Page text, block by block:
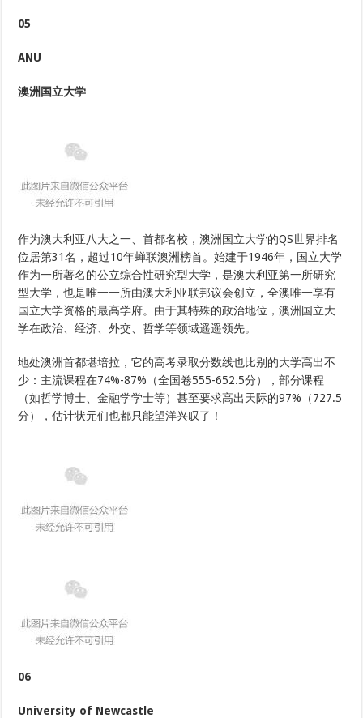
05
ANU
澳洲国立大学
作为澳大利亚八大之一、首都名校，澳洲国立大学的QS世界排名
位居第31名，超过10年蝉联澳洲榜首。始建于1946年，国立大学
作为一所著名的公立综合性研究型大学，是澳大利亚第一所研究
型大学，也是唯一一所由澳大利亚联邦议会创立，全澳唯一享有
国立大学资格的最高学府。由于其特殊的政治地位，澳洲国立大
学在政治、经济、外交、哲学等领域遥遥领先。
地处澳洲首都堪培拉，它的高考录取分数线也比别的大学高出不
少：主流课程在74%-87%（全国卷555-652.5分），部分课程
（如哲学博士、金融学学士等）甚至要求高出天际的97%（727.5
分），估计状元们也都只能望洋兴叹了！
06
University of Newcastle